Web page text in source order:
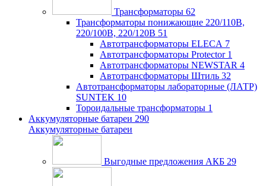
Трансформаторы 62
Трансформаторы понижающие 220/110В,
220/100В, 220/120В 51
Автотрансформаторы ELECA 7
Автотрансформаторы Protector 1
Автотрансформаторы NEWSTAR 4
Автотрансформаторы Штиль 32
Автотрансформаторы лабораторные (ЛАТР)
SUNTEK 10
Тороидальные трансформаторы 1
Аккумуляторные батареи 290
Аккумуляторные батареи
Выгодные предложения АКБ 29